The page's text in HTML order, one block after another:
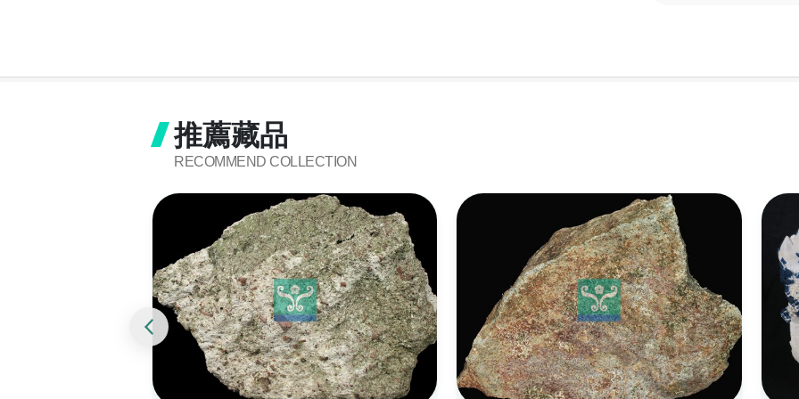
推薦藏品
RECOMMEND COLLECTION